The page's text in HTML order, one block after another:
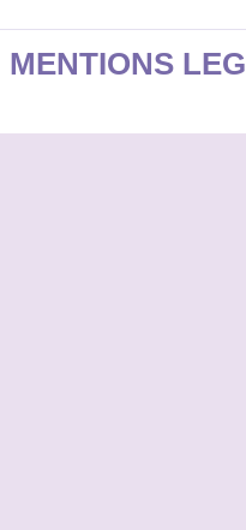
MENTIONS